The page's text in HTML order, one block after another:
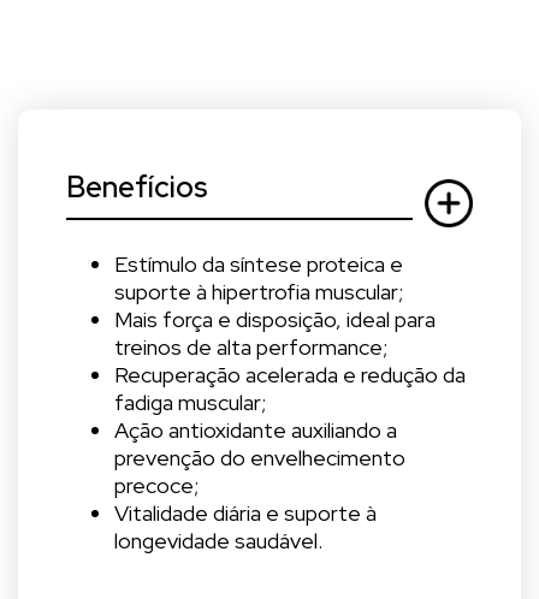
Benefícios
Estímulo da síntese proteica e
suporte à hipertrofia muscular;
Mais força e disposição, ideal para
treinos de alta performance;
Recuperação acelerada e redução da
fadiga muscular;
Ação antioxidante auxiliando a
prevenção do envelhecimento
precoce;
Vitalidade diária e suporte à
longevidade saudável.